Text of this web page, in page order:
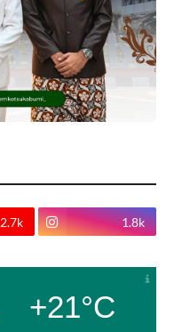
2.7k 1.8k
+21°C